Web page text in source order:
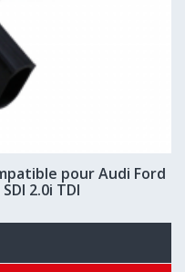
pour Audi Ford
2.0i TDI